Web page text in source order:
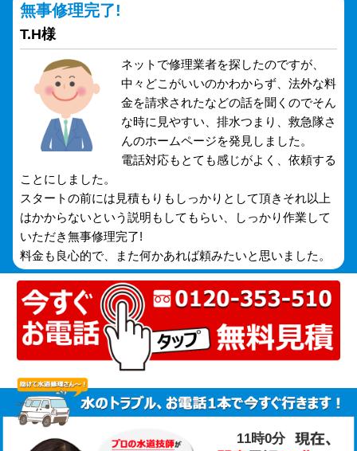
無事修理完了!
T.H様
ネットで修理業者を探したのですが、
中々どこがいいのかわからず、法外な料
金を請求されたなどの話を聞くのでそん
な時に見やすい、排水つまり、救急隊さ
んのホームページを発見しました。
電話対応もとても感じがよく、依頼する
ことにしました。
スタートの前には見積もりもしっかりとして頂きそれ以上
はかからないという説明もしてもらい、しっかり作業して
いただき無事修理完了!
料金も良心的で、また何かあれば頼みたいと思いました。
11時1分